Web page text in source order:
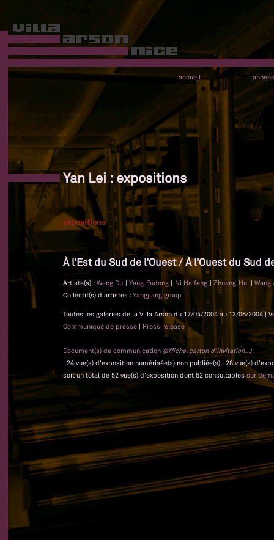
accueil années
Yan Lei : expositions
expositions
À l’Est du Sud de l’Ouest / À l’Ouest du Sud
Artiste(s) : Wang Du |Yang Fudong | Ni Haifeng |Zhuang Hui |
Collectif(s) d'artistes :Yangjiang group
Toutes les galeries de la Villa Arson du 17/04/2004 au 13/06/2004 |
Communiqué de presse | Press release
Document(s) de communication (affiche, carton d'invitation...)
| 24 vue(s) d'exposition numérisée(s) non publiée(s) | 28 vue(s)
soit un total de 52 vue(s) d'exposition dont 52 consultablessur